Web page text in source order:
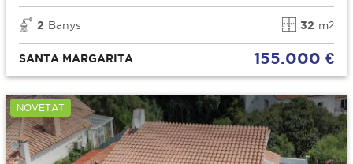
2 Banys 32 m2
SANTA MARGARITA 155.000 €
NOVETAT